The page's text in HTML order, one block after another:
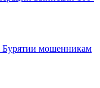
Бурятии мошенникам